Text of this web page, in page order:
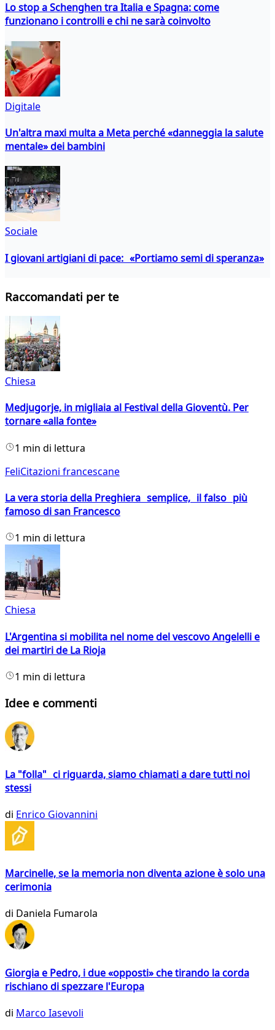
Lo stop a Schenghen tra Italia e Spagna: come
funzionano i controlli e chi ne sarà coinvolto
Digitale
Un'altra maxi multa a Meta perché «danneggia la salute
mentale» dei bambini
Sociale
I giovani artigiani di pace: «Portiamo semi di speranza»
Raccomandati per te
Chiesa
Medjugorje, in migliaia al Festival della Gioventù. Per
tornare «alla fonte»
1 min di lettura
FeliCitazioni francescane
La vera storia della Preghiera semplice, il falso più
famoso di san Francesco
1 min di lettura
Chiesa
L'Argentina si mobilita nel nome del vescovo Angelelli e
dei martiri de La Rioja
1 min di lettura
Idee e commenti
La "folla" ci riguarda, siamo chiamati a dare tutti noi
stessi
di Enrico Giovannini
Marcinelle, se la memoria non diventa azione è solo una
cerimonia
di Daniela Fumarola
Giorgia e Pedro, i due «opposti» che tirando la corda
rischiano di spezzare l'Europa
di Marco Iasevoli